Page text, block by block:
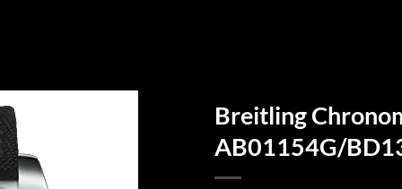
Breitling
AB01154G/